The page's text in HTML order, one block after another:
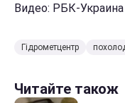
Видео: РБК-Украина
Гідрометцентр
Читайте також